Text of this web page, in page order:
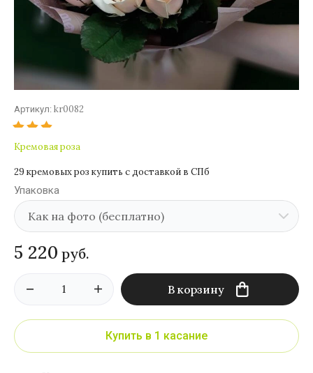
Артикул: kr0082
Кремовая роза
29 кремовых роз купить с доставкой в СПб
Упаковка
5 220 руб.
В корзину
Купить в 1 касание